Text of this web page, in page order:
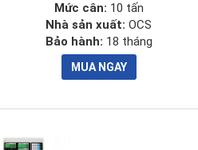
Mức cân: 10 tấn
Nhà sản xuất: OCS
Bảo hành: 18 tháng